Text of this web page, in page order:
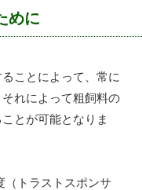
めに
ことによって、常に
れによって粗飼料の
とが可能となりま
トラストスポンサ